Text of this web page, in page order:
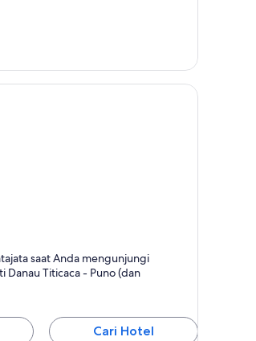
saat Anda mengunjungi
Danau Titicaca - Puno (dan
Cari Hotel